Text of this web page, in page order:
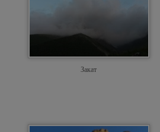
Закат